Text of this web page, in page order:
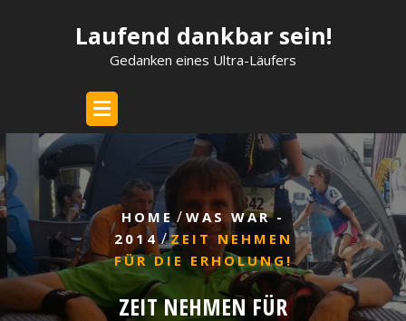
Laufend dankbar sein!
Gedanken eines Ultra-Läufers
HOME / WAS WAR -
2014/ZEIT NEHMEN
FÜR DIE ERHOLUNG!
ZEIT NEHMEN FÜR